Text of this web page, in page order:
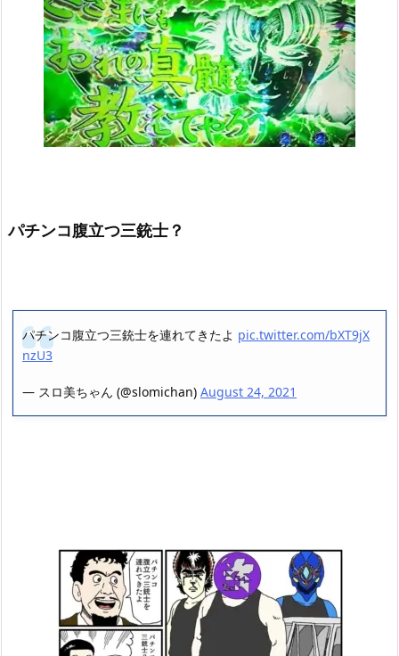
パチンコ腹立つ三銃士？
パチンコ腹立つ三銃士を連れてきたよ pic.twitter.com/bXT9jX
nzU3
— スロ美ちゃん (@slomichan) August 24, 2021